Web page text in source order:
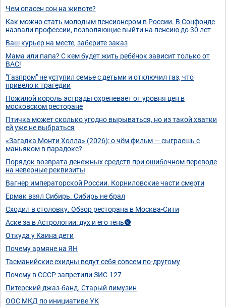
Чем опасен сон на животе?
Как можно стать молодым пенсионером в России. В Соцфонде
назвали профессии, позволяющие выйти на пенсию до 30 лет
Ваш курьер на месте, заберите заказ
Мама или папа? С кем будет жить ребёнок зависит только от
ВАС!
"Газпром" не уступил семье с детьми и отключил газ, что
привело к трагедии
Пожилой король эстрады охреневает от уровня цен в
московском ресторане
Птичка может сколько угодно вырываться, но из такой хватки
ей уже не выбраться
«Загадка Монти Холла» (2026): о чём фильм — сыграешь с
маньяком в парадокс?
Порядок возврата денежных средств при ошибочном переводе
на неверные реквизиты
Вагнер императорской России. Корниловские части смерти
Ермак взял Сибирь. Сибирь не брал
Сходил в столовку. Обзор ресторана в Москва-Сити
Аске за в Астрологии: дух и его тень🌚
Откуда у Каина дети
Почему армяне на ЯН
Тасманийские ехидны ведут себя совсем по-другому
Почему в СССР запретили ЗИС-127
Питерский джаз-банд. Старый лимузин
ООС МКД по инициативе УК